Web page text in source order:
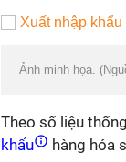
Ảnh minh họa.
Theo số liệu
khẩu
hàng hóa